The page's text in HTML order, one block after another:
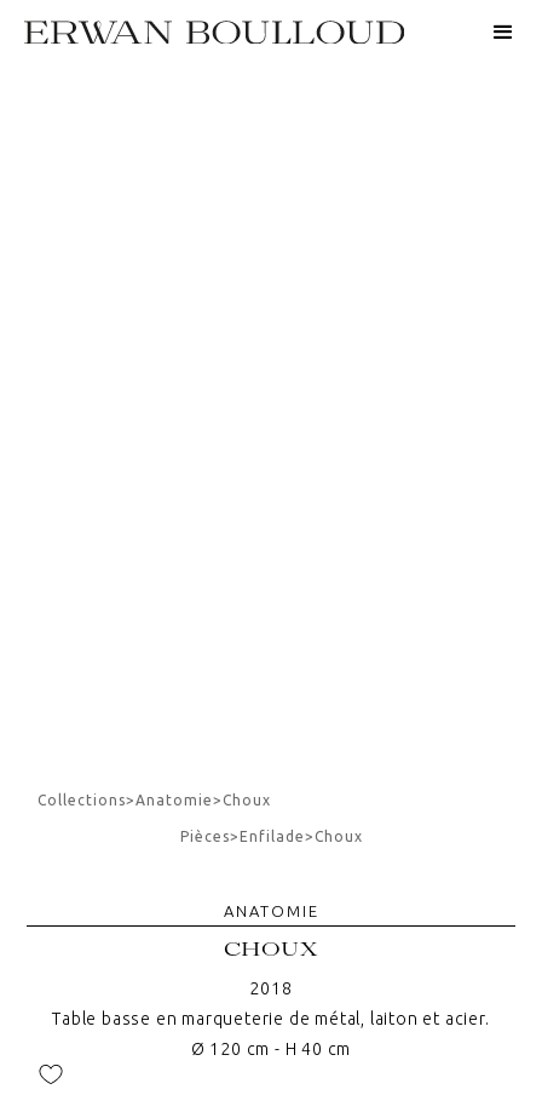
Collections>Anatomie> Choux
Pièces>Enfilade> Choux
ANATOMIE
CHOUX
2018
Table basse en marqueterie de métal, laiton et acier.
Ø 120 cm - H 40 cm